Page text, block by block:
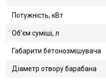
Потужність, кВт
Об’єм суміші, л
Габарити бетонозмішувача
Діаметр отвору барабана